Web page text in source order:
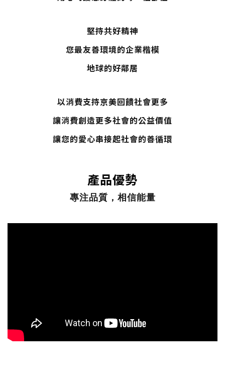
堅持共好精神
您最友善環境的企業楷模
地球的好鄰居
以消費支持京美回饋社會更多
讓消費創造更多社會的公益價值
讓您的愛心串接起社會的善循環
產品優勢
專注品質，相信能量